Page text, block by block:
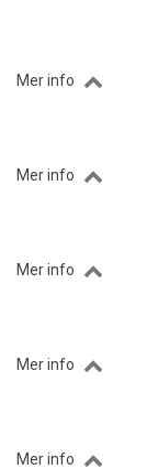
Mer info
Mer info
Mer info
Mer info
Mer info